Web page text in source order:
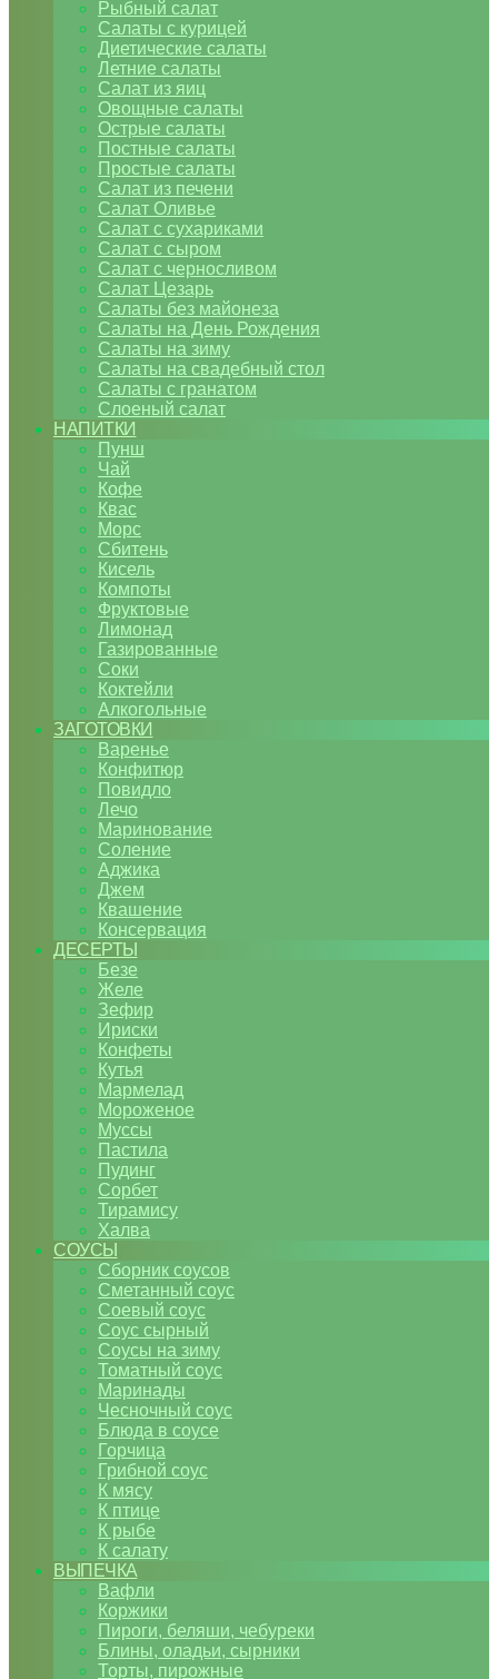
Рыбный салат
Салаты с курицей
Диетические салаты
Летние салаты
Салат из яиц
Овощные салаты
Острые салаты
Постные салаты
Простые салаты
Салат из печени
Салат Оливье
Салат с сухариками
Салат с сыром
Салат с черносливом
Салат Цезарь
Салаты без майонеза
Салаты на День Рождения
Салаты на зиму
Салаты на свадебный стол
Салаты с гранатом
Слоеный салат
НАПИТКИ
Пунш
Чай
Кофе
Квас
Морс
Сбитень
Кисель
Компоты
Фруктовые
Лимонад
Газированные
Соки
Коктейли
Алкогольные
ЗАГОТОВКИ
Варенье
Конфитюр
Повидло
Лечо
Маринование
Соление
Аджика
Джем
Квашение
Консервация
ДЕСЕРТЫ
Безе
Желе
Зефир
Ириски
Конфеты
Кутья
Мармелад
Мороженое
Муссы
Пастила
Пудинг
Сорбет
Тирамису
Халва
СОУСЫ
Сборник соусов
Сметанный соус
Соевый соус
Соус сырный
Соусы на зиму
Томатный соус
Маринады
Чесночный соус
Блюда в соусе
Горчица
Грибной соус
К мясу
К птице
К рыбе
К салату
ВЫПЕЧКА
Вафли
Коржики
Пироги, беляши, чебуреки
Блины, оладьи, сырники
Торты, пирожные